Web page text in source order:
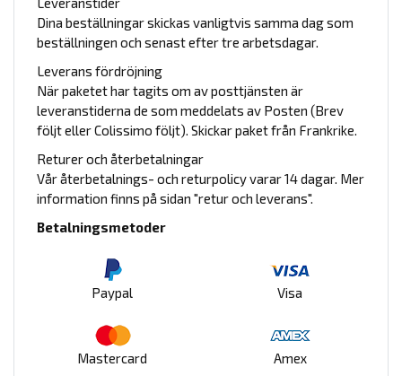
Dina beställningar skickas vanligtvis samma dag som
beställningen och senast efter tre arbetsdagar.
Leverans fördröjning
När paketet har tagits om av posttjänsten är
leveranstiderna de som meddelats av Posten (Brev
följt eller Colissimo följt). Skickar paket från Frankrike.
Returer och återbetalningar
Vår återbetalnings- och returpolicy varar 14 dagar. Mer
information finns på sidan "retur och leverans".
Betalningsmetoder
Paypal Visa
Mastercard Amex